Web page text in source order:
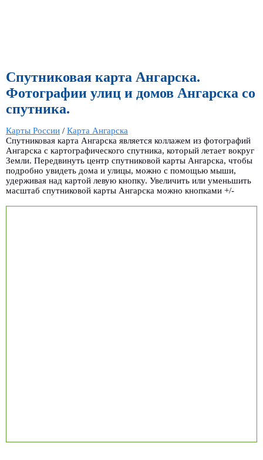
Спутниковая карта Ангарска.
Фотографии улиц и домов Ангарска со
спутника.
Карты России / Карта Ангарска
Спутниковая карта Ангарска является коллажем из фотографий
Ангарска с картографического спутника, который летает вокруг
Земли. Передвинуть центр спутниковой карты Ангарска, чтобы
подробно увидеть дома и улицы, можно с помощью мыши,
удерживая над картой левую кнопку. Увеличить или уменьшить
масштаб спутниковой карты Ангарска можно кнопками +/-